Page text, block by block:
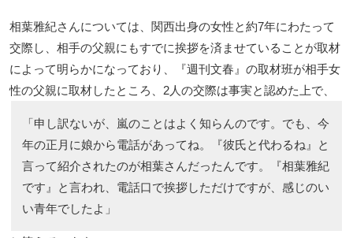
相葉雅紀さんについては、関西出身の女性と約7年にわたって
交際し、相手の父親にもすでに挨拶を済ませていることが取材
によって明らかになっており、『週刊文春』の取材班が相手女
性の父親に取材したところ、2人の交際は事実と認めた上で、
「申し訳ないが、嵐のことはよく知らんのです。でも、今
年の正月に娘から電話があってね。『彼氏と代わるね』と
言って紹介されたのが相葉さんだったんです。『相葉雅紀
です』と言われ、電話口で挨拶しただけですが、感じのい
い青年でしたよ」